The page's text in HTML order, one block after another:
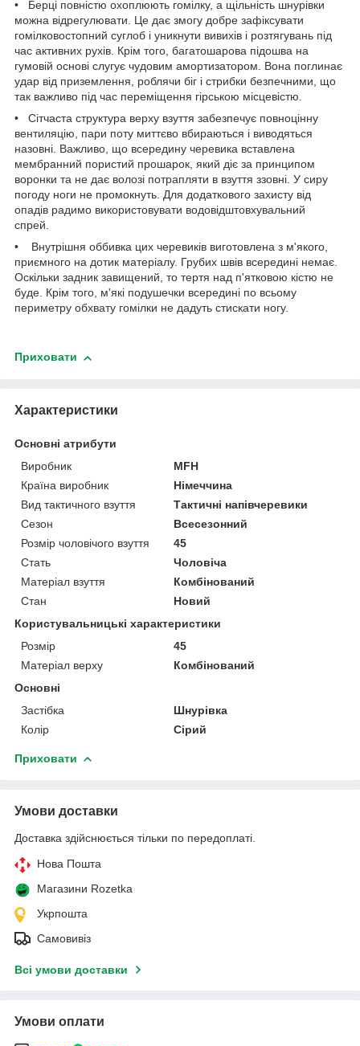
• Берці повністю охоплюють гомілку, а щільність шнурівки
можна відрегулювати. Це дає змогу добре зафіксувати
гомілковостопний суглоб і уникнути вивихів і розтягувань під
час активних рухів. Крім того, багатошарова підошва на
гумовій основі слугує чудовим амортизатором. Вона поглинає
удар від приземлення, роблячи біг і стрибки безпечними, що
так важливо під час переміщення гірською місцевістю.
• Сітчаста структура верху взуття забезпечує повноцінну
вентиляцію, пари поту миттєво вбираються і виводяться
назовні. Важливо, що всередину черевика вставлена
мембранний пористий прошарок, який діє за принципом
воронки та не дає волозі потрапляти в взуття ззовні. У сиру
погоду ноги не промокнуть. Для додаткового захисту від
опадів радимо використовувати водовідштовхувальний
спрей.
• Внутрішня оббивка цих черевиків виготовлена з м'якого,
приємного на дотик матеріалу. Грубих швів всередині немає.
Оскільки задник завищений, то тертя над п'ятковою кістю не
буде. Крім того, м'які подушечки всередині по всьому
периметру обхвату гомілки не дадуть стискати ногу.
Приховати
Характеристики
Основні атрибути
Виробник
MFH
Країна виробник
Німеччина
Вид тактичного взуття
Тактичні напівчеревики
Сезон
Всесезонний
Розмір чоловічого взуття
45
Стать
Чоловіча
Матеріал взуття
Комбінований
Стан
Новий
Користувальницькі характеристики
Розмір
45
Матеріал верху
Комбінований
Основні
Застібка
Шнурівка
Колір
Сірий
Приховати
Умови доставки
Доставка здійснюється тільки по передоплаті.
Нова Пошта
Магазини Rozetka
Укрпошта
Самовивіз
Всі умови доставки
Умови оплати